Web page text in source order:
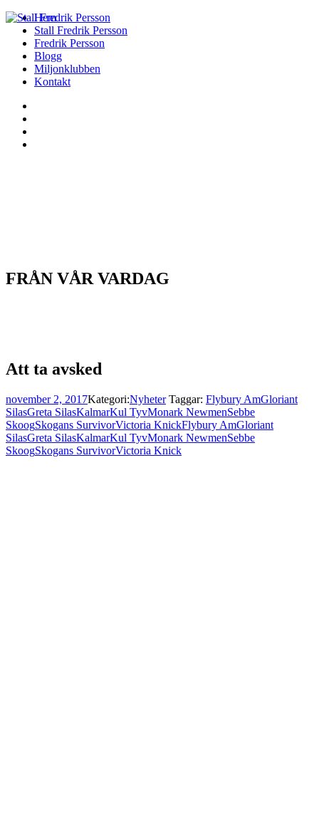
Hem
Stall Fredrik Persson
Fredrik Persson
Blogg
Miljonklubben
Kontakt
FRÅN VÅR VARDAG
Att ta avsked
november 2, 2017Kategori:Nyheter Taggar: Flybury AmGloriant
SilasGreta SilasKalmarKul TyvMonark NewmenSebbe
SkoogSkogans SurvivorVictoria KnickFlybury AmGloriant
SilasGreta SilasKalmarKul TyvMonark NewmenSebbe
SkoogSkogans SurvivorVictoria Knick